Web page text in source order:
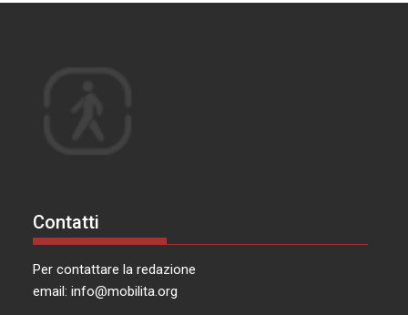
Contatti
Per contattare la redazione
email:info@mobilita.org